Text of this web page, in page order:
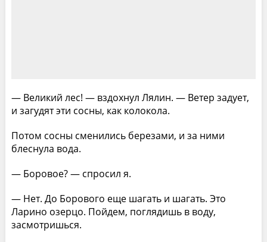
— Великий лес! — вздохнул Лялин. — Ветер задует,
и загудят эти сосны, как колокола.
Потом сосны сменились березами, и за ними
блеснула вода.
— Боровое? — спросил я.
— Нет. До Борового еще шагать и шагать. Это
Ларино озерцо. Пойдем, поглядишь в воду,
засмотришься.